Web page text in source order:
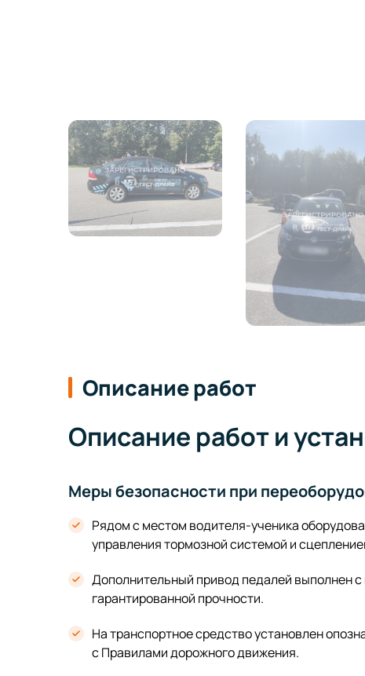
Описание работ
Описание работ и
Меры безопасности при
Рядом с местом водителя-ученика
управления тормозной системой и
Дополнительный привод педалей выполнен
гарантированной прочности.
На транспортное средство установлен
с Правилами дорожного движения.